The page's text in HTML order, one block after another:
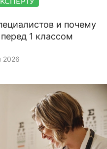
и почему
1 классом
2026